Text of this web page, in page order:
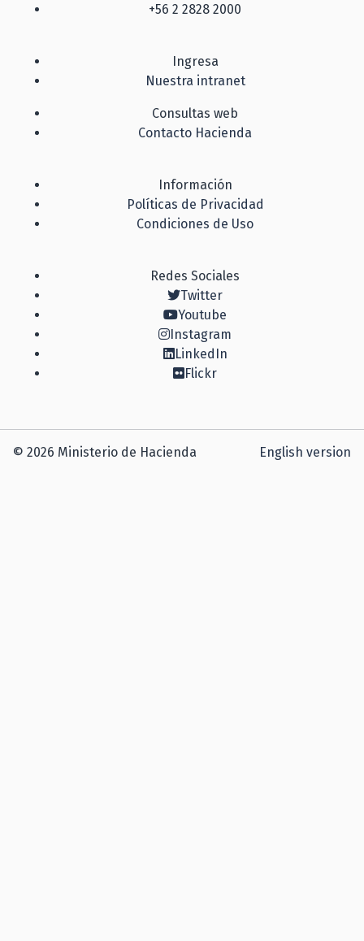
+56 2 2828 2000
Ingresa
Nuestra intranet
Consultas web
Contacto Hacienda
Información
Políticas de Privacidad
Condiciones de Uso
Redes Sociales
Twitter
Youtube
Instagram
LinkedIn
Flickr
© 2026 Ministerio de Hacienda English version